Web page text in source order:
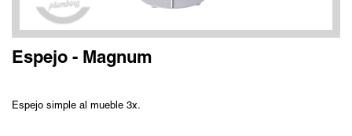
Espejo - Magnum
Espejo simple al mueble 3x.